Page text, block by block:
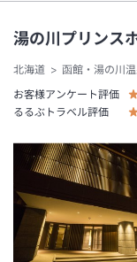
湯の川プリンス
北海道
函館・湯の川
お客様アンケート評価
るるぶトラベル評価